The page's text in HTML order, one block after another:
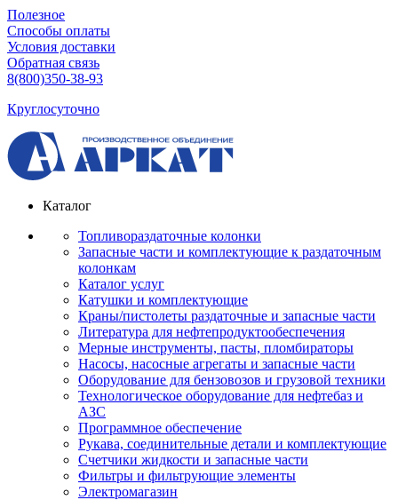
Полезное
Способы оплаты
Условия доставки
Обратная связь
8(800)350-38-93
Круглосуточно
Каталог
Топливораздаточные колонки
Запасные части и комплектующие к раздаточным
колонкам
Каталог услуг
Катушки и комплектующие
Краны/пистолеты раздаточные и запасные части
Литература для нефтепродуктообеспечения
Мерные инструменты, пасты, пломбираторы
Насосы, насосные агрегаты и запасные части
Оборудование для бензовозов и грузовой техники
Технологическое оборудование для нефтебаз и
АЗС
Программное обеспечение
Рукава, соединительные детали и комплектующие
Счетчики жидкости и запасные части
Фильтры и фильтрующие элементы
Электромагазин